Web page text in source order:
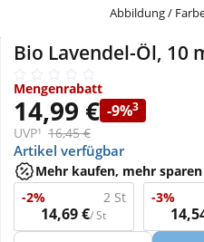
Täglich gut versorgt
Nahrungsergänzung
Natur & Homöopathie
Sanitätshaus
Sport & Fitness
Tierbedarf
Abbildung /
Bio Lavendel-Öl, 10
Mengenrabatt
14,99 € -9%3
UVP¹ 16,45 €
Artikel verfügbar
Mehr kaufen, mehr sparen
-2%
2 St
14,69 €/ St
-3%